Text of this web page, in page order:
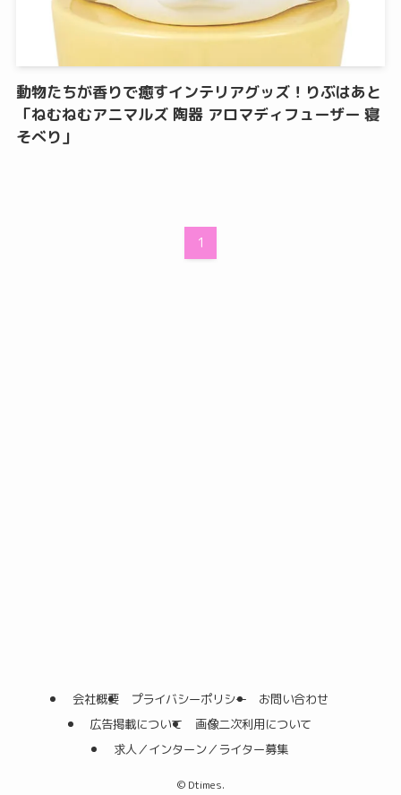
動物たちが香りで癒すインテリアグッズ！りぶはあと
「ねむねむアニマルズ 陶器 アロマディフューザー 寝
そべり」
1
会社概要 プライバシーポリシー
お問い合わせ
広告掲載について
画像二次利用について
求人／インターン／ライター募集
©Dtimes.